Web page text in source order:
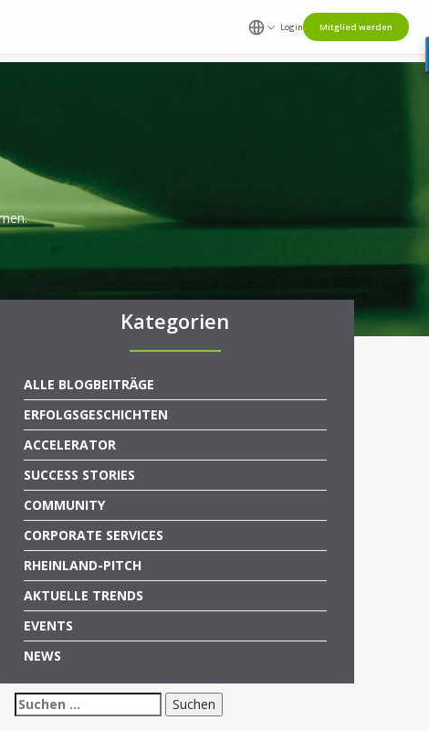
Login Mitglied werden
Kategorien
ALLE BLOGBEITRÄGE
ERFOLGSGESCHICHTEN
ACCELERATOR
SUCCESS STORIES
COMMUNITY
CORPORATE SERVICES
RHEINLAND-PITCH
AKTUELLE TRENDS
EVENTS
NEWS
Suchen
nach: